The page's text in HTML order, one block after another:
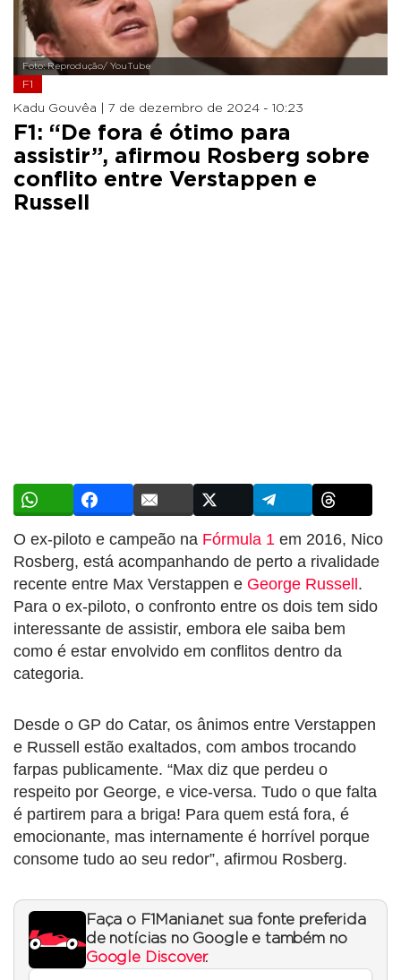
Foto: Reprodução/ YouTube
F1
Kadu Gouvêa | 7 de dezembro de 2024 - 10:23
F1: “De fora é ótimo para
assistir”, afirmou Rosberg sobre
conflito entre Verstappen e
Russell
O ex-piloto e campeão na Fórmula 1 em 2016, Nico
Rosberg, está acompanhando de perto a rivalidade
recente entre Max Verstappen e George Russell.
Para o ex-piloto, o confronto entre os dois tem sido
interessante de assistir, embora ele saiba bem
como é estar envolvido em conflitos dentro da
categoria.
Desde o GP do Catar, os ânimos entre Verstappen
e Russell estão exaltados, com ambos trocando
farpas publicamente. “Max diz que perdeu o
respeito por George, e vice-versa. Tudo o que falta
é partirem para a briga! Para quem está fora, é
emocionante, mas internamente é horrível porque
consome tudo ao seu redor”, afirmou Rosberg.
Faça o F1Mania.net sua fonte preferida
de notícias no Google e também no
Google Discover.